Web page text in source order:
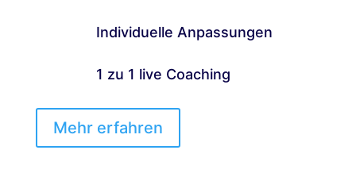
Individuelle Anpassungen
1 zu 1 live Coaching
Mehr erfahren